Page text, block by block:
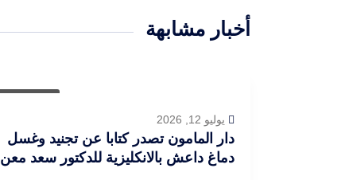
أخبار مشابهة
يوليو 12, 2026
دار المامون تصدر كتابا عن تجنيد وغسل
دماغ داعش بالانكليزية للدكتور سعد معن